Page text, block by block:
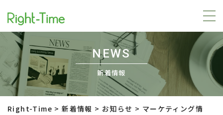
NEWS
新着情報
Right-Time >新着情報 > お知らせ > マーケティング情